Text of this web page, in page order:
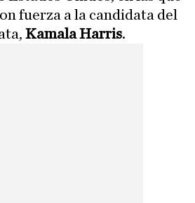
fuerza a la candidata del
Kamala Harris.